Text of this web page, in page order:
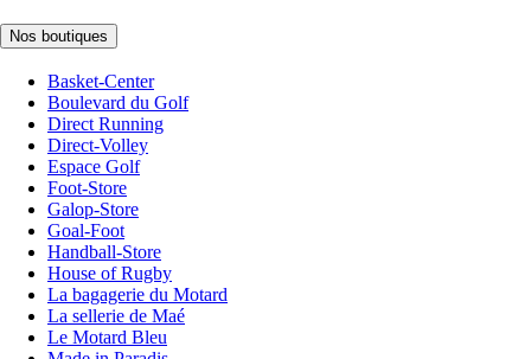
Nos boutiques
Basket-Center
Boulevard du Golf
Direct Running
Direct-Volley
Espace Golf
Foot-Store
Galop-Store
Goal-Foot
Handball-Store
House of Rugby
La bagagerie du Motard
La sellerie de Maé
Le Motard Bleu